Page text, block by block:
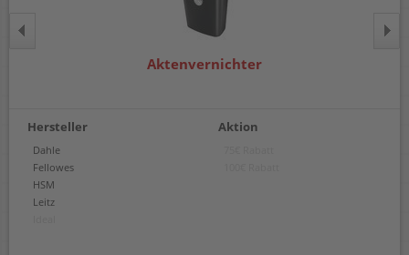
Aktenvernichter
Hersteller
Dahle
Fellowes
HSM
Leitz
Aktion